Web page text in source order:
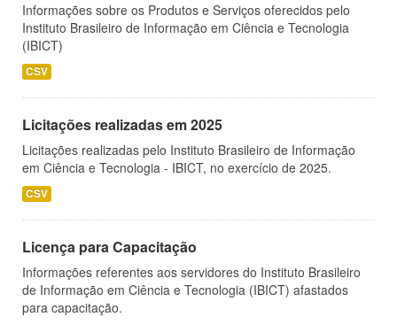
Informações sobre os Produtos e Serviços oferecidos pelo
Instituto Brasileiro de Informação em Ciência e Tecnologia
(IBICT)
CSV
Licitações realizadas em 2025
Licitações realizadas pelo Instituto Brasileiro de Informação
em Ciência e Tecnologia - IBICT, no exercício de 2025.
CSV
Licença para Capacitação
Informações referentes aos servidores do Instituto Brasileiro
de Informação em Ciência e Tecnologia (IBICT) afastados
para capacitação.